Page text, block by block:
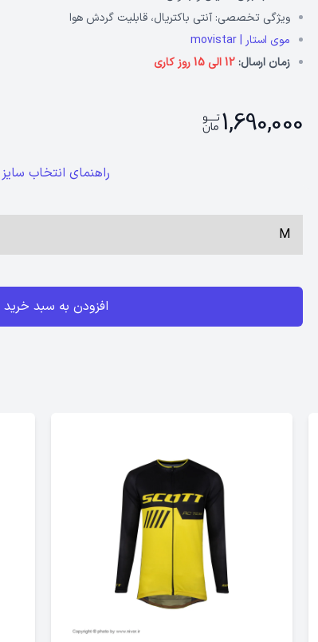
ویژگی تخصصی: آنتی باکتریال، قابلیت گردش هوا
موی استار | movistar
زمان ارسال:12 الی 15 روز کاری
1,690,000
راهنمای انتخاب سایز
افزودن به سبد خرید